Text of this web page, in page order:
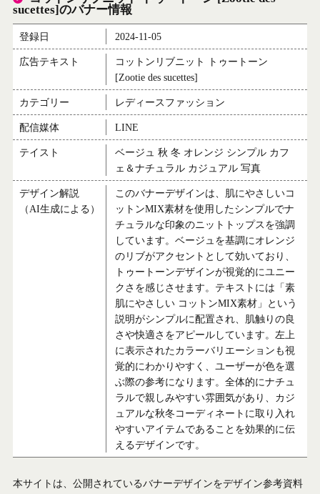
sucettes]のバナー情報
登録日 2024-11-05
広告テキスト
コットンリブニット トゥートーン
[Zootie des sucettes]
カテゴリー レディースファッション
配信媒体 LINE
テイスト
ベージュ 秋 冬 オレンジ シンプル カフ
ェ＆ナチュラル カジュアル 写真
デザイン解説
（AI生成による）
このバナーデザインは、肌にやさしいコ
ットンMIX素材を使用したシンプルでナ
チュラルな印象のニットトップスを強調
しています。ベージュを基調にオレンジ
のリブがアクセントとして効いており、
トゥートーンデザインが視覚的にユニー
クさを感じさせます。テキストには「素
肌にやさしい コットンMIX素材」という
説明がシンプルに配置され、肌触りの良
さや快適さをアピールしています。左上
に表示されたカラーバリエーションも視
覚的にわかりやすく、ユーザーが色を選
ぶ際の参考になります。全体的にナチュ
ラルで親しみやすい雰囲気があり、カジ
ュアルな秋冬コーディネートに取り入れ
やすいアイテムであることを効果的に伝
えるデザインです。
本サイトは、公開されているバナーデザインをデザイン参考資料